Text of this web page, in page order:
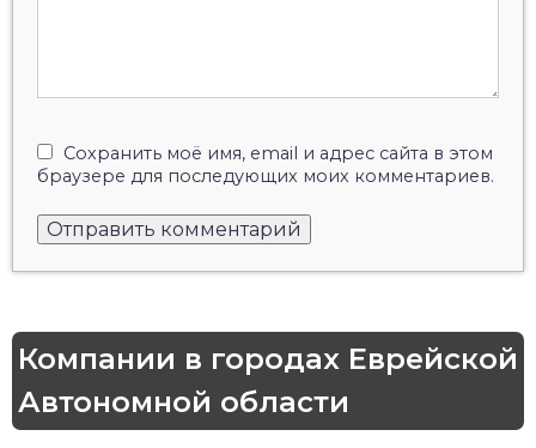
Сохранить моё имя, email и адрес сайта в этом
браузере для последующих моих комментариев.
Компании в городах Еврейской
Автономной области